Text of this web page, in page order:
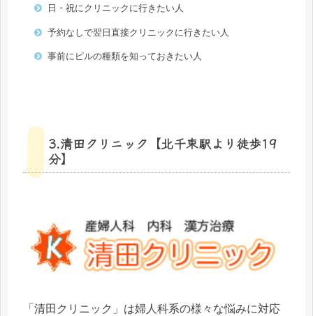
日・祝にクリニックに行きたい人
予約なしで翌日直接クリニックに行きたい人
事前にピルの種類を知っておきたい人
3.清田クリニック【北千束駅より徒歩19
分】
「清田クリニック」は婦人科系の様々な悩みに対応